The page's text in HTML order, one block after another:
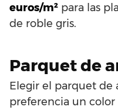
euros/m² para las
de roble gris.
Parquet de
Elegir el parquet de
preferencia un color